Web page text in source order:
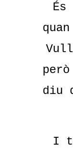
És
diu
I